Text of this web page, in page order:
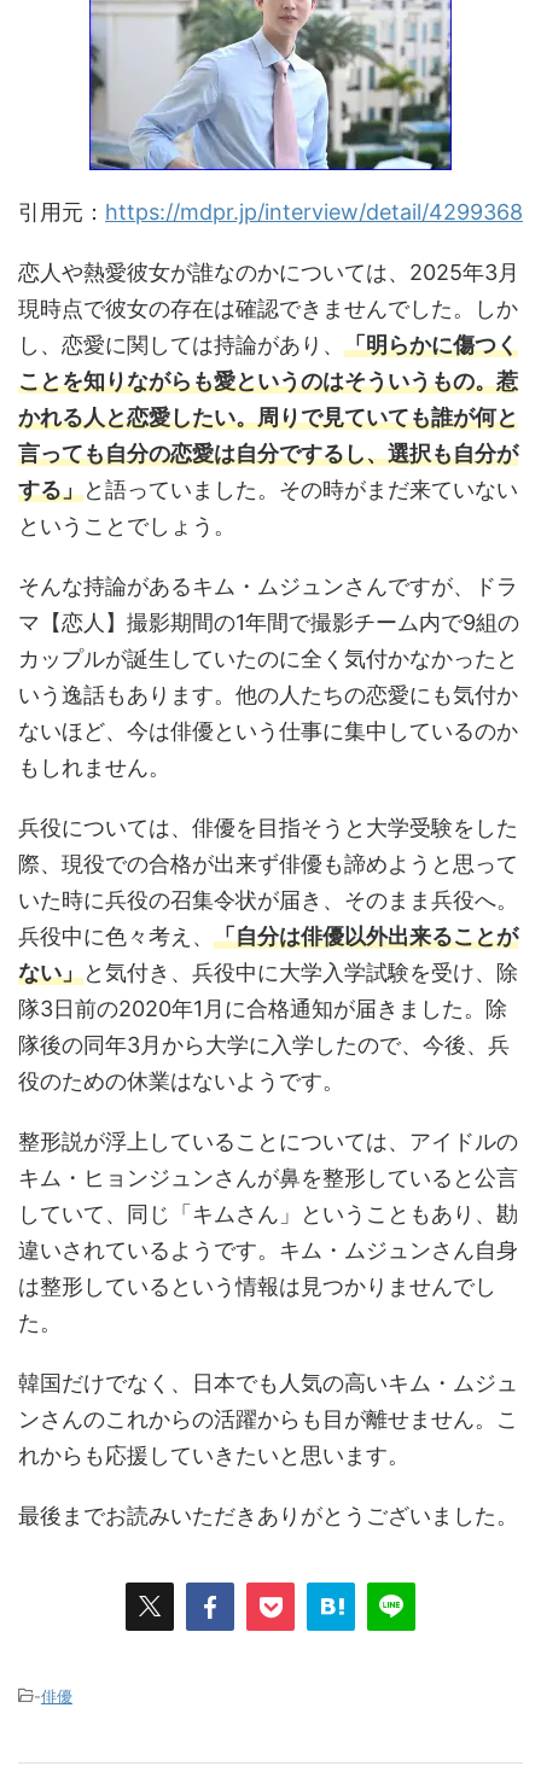
引用元： https://mdpr.jp/interview/detail/4299368
恋人や熱愛彼女が誰なのかについては、2025年3月
現時点で彼女の存在は確認できませんでした。しか
し、恋愛に関しては持論があり、 「明らかに傷つく
ことを知りながらも愛というのはそういうもの。惹
かれる人と恋愛したい。周りで見ていても誰が何と
言っても自分の恋愛は自分でするし、選択も自分が
する」と語っていました。その時がまだ来ていない
ということでしょう。
そんな持論があるキム・ムジュンさんですが、ドラ
マ【恋人】撮影期間の1年間で撮影チーム内で9組の
カップルが誕生していたのに全く気付かなかったと
いう逸話もあります。他の人たちの恋愛にも気付か
ないほど、今は俳優という仕事に集中しているのか
もしれません。
兵役については、俳優を目指そうと大学受験をした
際、現役での合格が出来ず俳優も諦めようと思って
いた時に兵役の召集令状が届き、そのまま兵役へ。
兵役中に色々考え、 「自分は俳優以外出来ることが
ない」と気付き、兵役中に大学入学試験を受け、除
隊3日前の2020年1月に合格通知が届きました。除
隊後の同年3月から大学に入学したので、今後、兵
役のための休業はないようです。
整形説が浮上していることについては、アイドルの
キム・ヒョンジュンさんが鼻を整形していると公言
していて、同じ「キムさん」ということもあり、勘
違いされているようです。キム・ムジュンさん自身
は整形しているという情報は見つかりませんでし
た。
韓国だけでなく、日本でも人気の高いキム・ムジュ
ンさんのこれからの活躍からも目が離せません。こ
れからも応援していきたいと思います。
最後までお読みいただきありがとうございました。
-俳優